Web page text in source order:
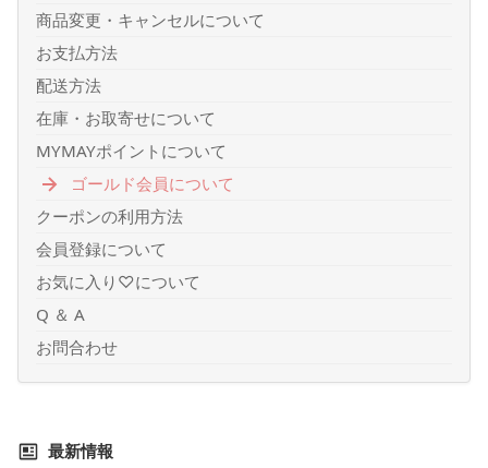
商品変更・キャンセルについて
お支払方法
配送方法
在庫・お取寄せについて
MYMAYポイントについて
ゴールド会員について
クーポンの利用方法
会員登録について
お気に入り♡について
Q ＆ A
お問合わせ
最新情報